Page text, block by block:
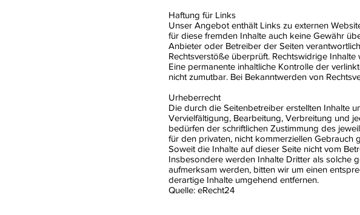
Haftung für Links
Unser Angebot enthält Links zu externen
für diese fremden Inhalte auch keine Gewähr
Anbieter oder Betreiber der Seiten
Rechtsverstöße überprüft. Rechtswidrige
Eine permanente inhaltliche Kontrolle der
nicht zumutbar. Bei Bekanntwerden von
Urheberrecht
Die durch die Seitenbetreiber erstellten Inhalte
Vervielfältigung, Bearbeitung, Verbreitung und
bedürfen der schriftlichen Zustimmung des
für den privaten, nicht kommerziellen Gebrauch
Soweit die Inhalte auf dieser Seite nicht vom
Insbesondere werden Inhalte Dritter als solche
aufmerksam werden, bitten wir um einen
derartige Inhalte umgehend entfernen.
Quelle: eRecht24